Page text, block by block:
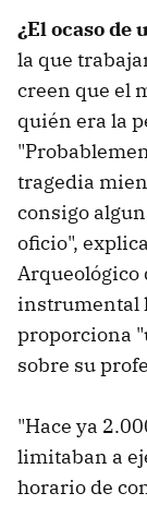
¿El ocaso de
la que
creen que el
quién era la
tragedia
consigo
oficio",
Arqueológico
instrumental
proporciona
sobre su
"Hace ya
limitaban a
horario de